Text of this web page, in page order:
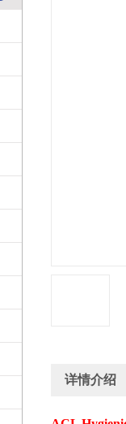
详情介绍